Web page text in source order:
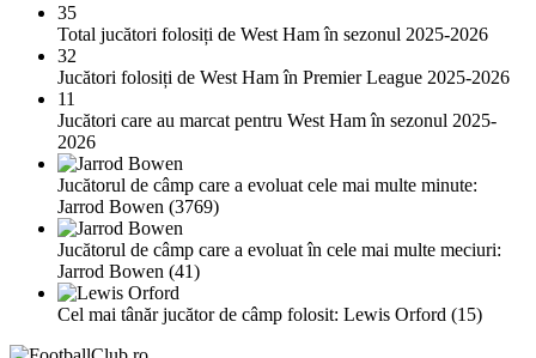
35
Total jucători folosiți de West Ham în sezonul 2025-2026
32
Jucători folosiți de West Ham în Premier League 2025-2026
11
Jucători care au marcat pentru West Ham în sezonul 2025-
2026
Jucătorul de câmp care a evoluat cele mai multe minute:
Jarrod Bowen (3769)
Jucătorul de câmp care a evoluat în cele mai multe meciuri:
Jarrod Bowen (41)
Cel mai tânăr jucător de câmp folosit: Lewis Orford (15)